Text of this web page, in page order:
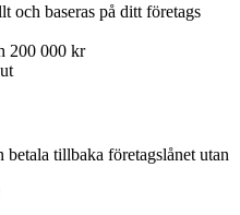
och baseras på ditt företags
200 000 kr
tillbaka företagslånet utan